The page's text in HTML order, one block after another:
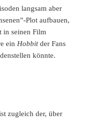
langsam aber
Plot aufbauen,
in seinen Film
einHobbitder Fans
könnte.
zugleich der, über